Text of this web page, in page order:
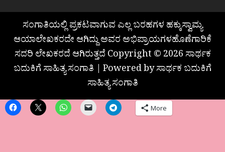
ಸಂಗಾತಿಯಲ್ಲಿ ಪ್ರಕಟವಾಗುವ ಎಲ್ಲ ಬರಹಗಳ ಹಕ್ಕುಸ್ವಾಮ್ಯ
ಆಯಾಲೇಖಕರದೇ ಆಗಿದ್ದು ಅವರ ಅಭಿಪ್ರಾಯಗಳಹೊಣೆಗಾರಿಕೆ
ಸದರಿ ಲೇಖಕರದೆ ಆಗಿರುತ್ತದೆ Copyright © 2026 ಸಾರ್ಥಕ
ಬದುಕಿಗೆ ಸಾಹಿತ್ಯ ಸಂಗಾತಿ | Powered by ಸಾರ್ಥಕ ಬದುಕಿಗೆ
ಸಾಹಿತ್ಯ ಸಂಗಾತಿ
More